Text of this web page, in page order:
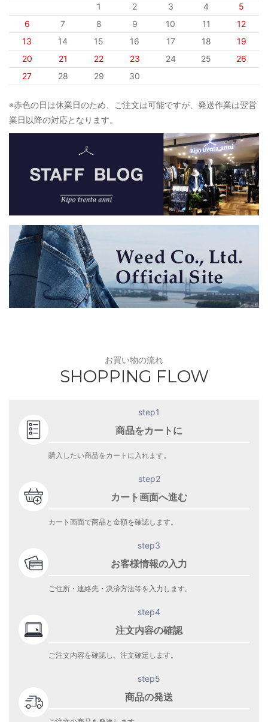
1
2 3 4
5
6
7 8 9 10 11
12
13
14 15 16 17 18
19
20
21 22 23 24 25
26
27
28 29 30
※赤色の日は休業日のため、ご注文は可能ですが、発送作業は翌営
業日以降の対応となります。
お買い物の流れ
SHOPPING FLOW
step1
商品をカートに
購入したい商品をカートに入れます。
step2
カート画面へ進む
カート画面で商品と金額を確認します。
step3
お客様情報の入力
ご住所・連絡先・決済方法等を入力します。
step4
注文内容の確認
ご注文内容を確認し、注文確定します。
step5
商品の発送